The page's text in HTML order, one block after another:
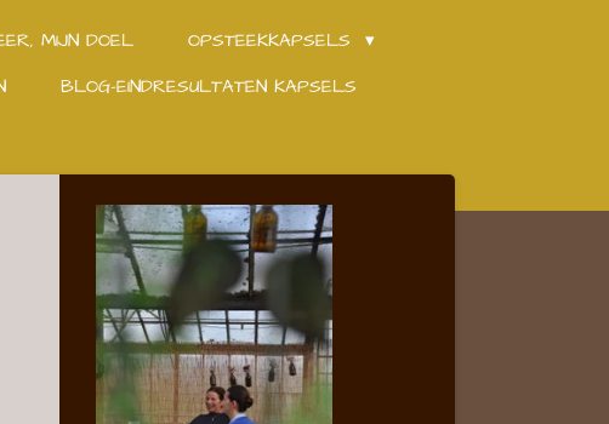
MIJN DOEL
OPSTEEKKAPSELS
BLOG-EINDRESULTATEN KAPSELS